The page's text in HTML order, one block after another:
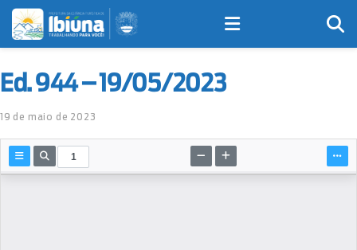
Ed. 944 – 19/05/2023
19 de maio de 2023